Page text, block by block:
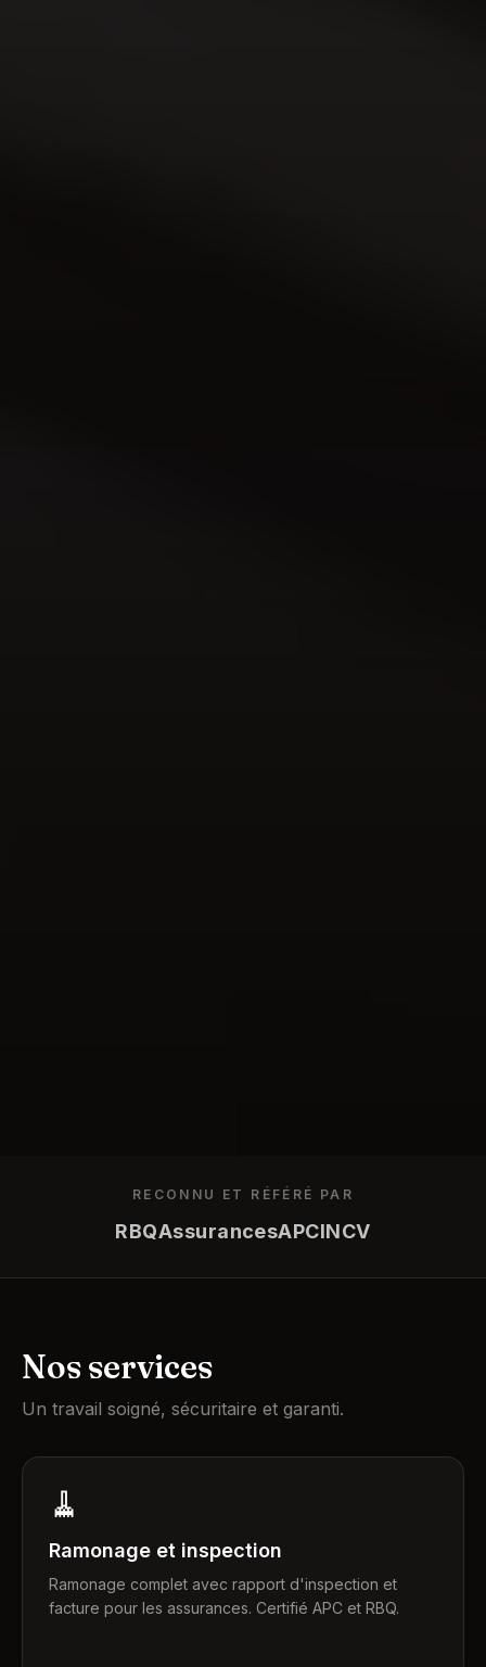
RECONNU ET RÉFÉRÉ PAR
RBQAssurancesAPCINCV
Nos services
Un travail soigné, sécuritaire et garanti.
🧹
Ramonage et inspection
Ramonage complet avec rapport d'inspection et
facture pour les assurances. Certifié APC et RBQ.